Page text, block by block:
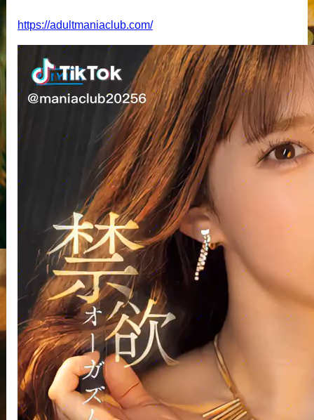
https://adultmaniaclub.com/